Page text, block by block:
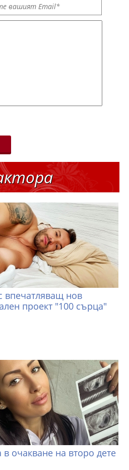
впечатляващ нов
проект "100 сърца"
очакване на второ дете